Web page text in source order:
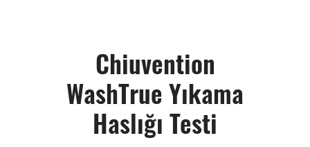
Chiuvention
WashTrue Yıkama
Haslığı Testi